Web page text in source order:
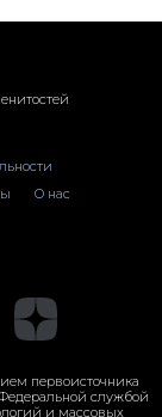
О нас
первоисточника
службой
и массовых